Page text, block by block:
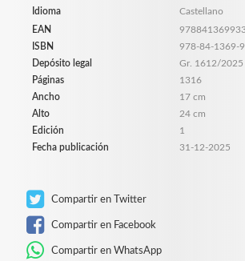
Idioma
Castellano
EAN
ISBN
978-84-1369-
Depósito legal
Gr. 1612/2025
Páginas
1316
Ancho
17 cm
Alto
24 cm
Edición
1
Fecha publicación
31-12-2025
Compartir en Twitter
Compartir en Facebook
Compartir en WhatsApp